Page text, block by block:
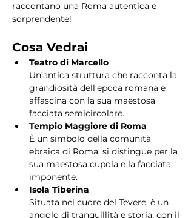
raccontano una Roma autentica e
sorprendente!
Cosa Vedrai
Teatro di Marcello
Un’antica struttura che racconta la
grandiosità dell’epoca romana e
affascina con la sua maestosa
facciata semicircolare.
Tempio Maggiore di Roma
È un simbolo della comunità
ebraica di Roma, si distingue per la
sua maestosa cupola e la facciata
imponente.
Isola Tiberina
Situata nel cuore del Tevere, è un
angolo di tranquillità e storia, con il